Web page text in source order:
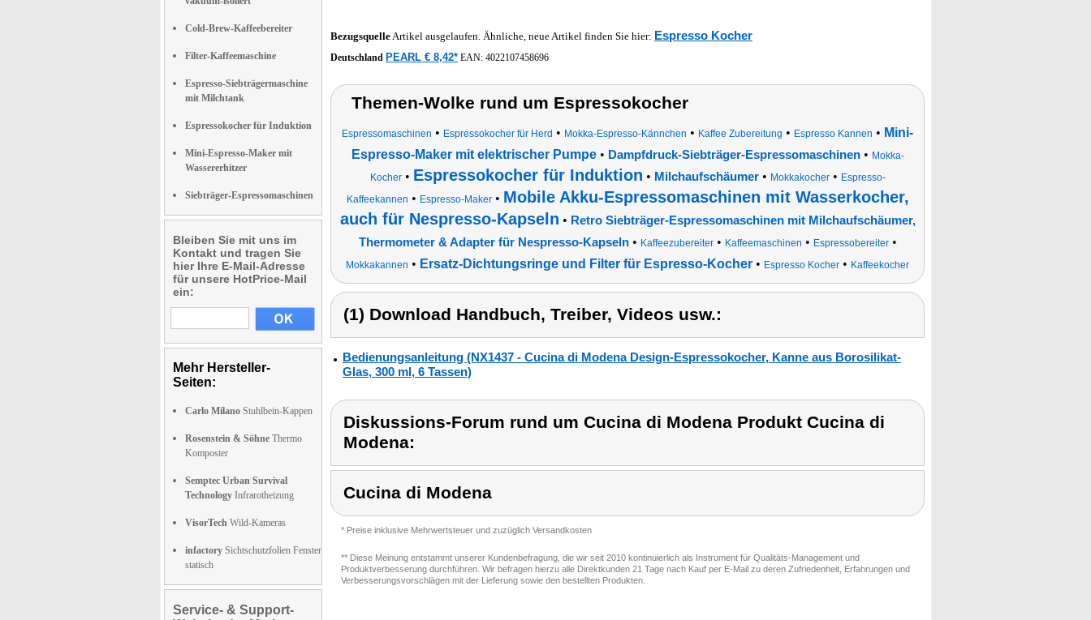
Cold-Brew-Kaffeebereiter
Filter-Kaffeemaschine
Espresso-Siebträgermaschine
mit Milchtank
Espressokocher für Induktion
Mini-Espresso-Maker mit
Wassererhitzer
Siebträger-Espressomaschinen
Bleiben Sie mit uns im
Kontakt und tragen Sie
hier Ihre E-Mail-Adresse
für unsere HotPrice-Mail
ein:
Mehr Hersteller-
Seiten:
Carlo Milano Stuhlbein-Kappen
Rosenstein & Söhne Thermo
Komposter
Semptec Urban Survival
Technology Infrarotheizung
VisorTech Wild-Kameras
infactory Sichtschutzfolien Fenster
statisch
Service- & Support-
BezugsquelleArtikel ausgelaufen. Ähnliche, neue Artikel finden Sie hier: Espresso Kocher
Deutschland PEARL € 8,42* EAN: 4022107458696
Themen-Wolke rund um Espressokocher
Espressomaschinen • Espressokocher für Herd • Mokka-Espresso-Kännchen • Kaffee Zubereitung • Espresso Kannen • Mini-
Espresso-Maker mit elektrischer Pumpe• Dampfdruck-Siebträger-Espressomaschinen• Mokka-
Kocher• Espressokocher für Induktion • Milchaufschäumer• Mokkakocher• Espresso-
Kaffeekannen • Espresso-Maker• Mobile Akku-Espressomaschinen mit Wasserkocher,
auch für Nespresso-Kapseln • Retro Siebträger-Espressomaschinen mit Milchaufschäumer,
Thermometer & Adapter für Nespresso-Kapseln• Kaffeezubereiter• Kaffeemaschinen • Espressobereiter•
Mokkakannen • Ersatz-Dichtungsringe und Filter für Espresso-Kocher • Espresso Kocher • Kaffeekocher
(1) Download Handbuch, Treiber, Videos usw.:
Bedienungsanleitung (NX1437 - Cucina di Modena Design-Espressokocher, Kanne aus Borosilikat-
Glas, 300 ml, 6 Tassen)
Diskussions-Forum rund um Cucina di Modena Produkt Cucina di
Modena:
Cucina di Modena
* Preise inklusive Mehrwertsteuer und zuzüglich Versandkosten
** Diese Meinung entstammt unserer Kundenbefragung, die wir seit 2010 kontinuierlich als Instrument für Qualitäts-Management und
Produktverbesserung durchführen. Wir befragen hierzu alle Direktkunden 21 Tage nach Kauf per E-Mail zu deren Zufriedenheit, Erfahrungen und
Verbesserungsvorschlägen mit der Lieferung sowie den bestellten Produkten.